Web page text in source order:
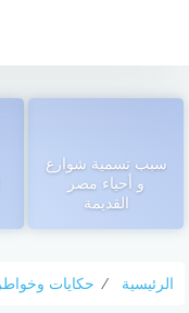
‏سبب تسمية شوارع
و أحياء مصر
القديمة
الرئيسية ⁄ حكايات وخواطر